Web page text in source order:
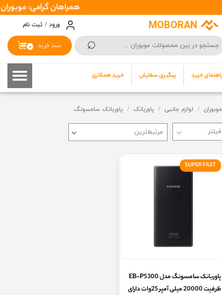
MOBORAN
⌕ ۰ سبد خرید
راهنمای خرید پیگیری سفارش خرید همکاری
ورود / ثبت نام
حساب کاربری من
تغییر گذر واژه
خروج از حساب کاربری
همراهان گرامی: موبوران سفارشات شما را در اسرع وقت ( 1
موبوران لوازم جانبی پاوربانک پاوربانک سامسونگ
مرتبط‌ترین
پاوربانک سامسونگ مدل EB-P5300
ظرفیت 20000 میلی آمپر 25وات دارای
SUPER FAST